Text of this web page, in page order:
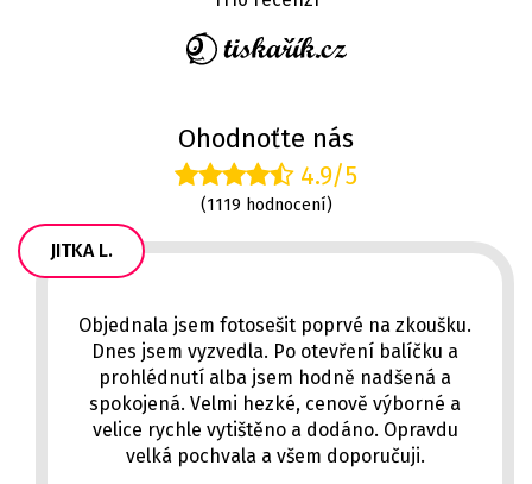
Ohodnoťte nás
4.9/5
(1119 hodnocení)
JITKA L.
Objednala jsem fotosešit poprvé na zkoušku.
Dnes jsem vyzvedla. Po otevření balíčku a
prohlédnutí alba jsem hodně nadšená a
spokojená. Velmi hezké, cenově výborné a
velice rychle vytištěno a dodáno. Opravdu
velká pochvala a všem doporučuji.